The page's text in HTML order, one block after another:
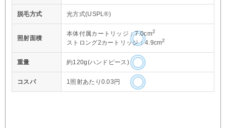
脱毛方式 光方式(USPL®)
照射面積
本体付属カートリッジ：7.0cm2
ストロング2カートリッジ：4.9cm2
重量 約120g(ハンドピース)
コスパ 1照射あたり0.03円